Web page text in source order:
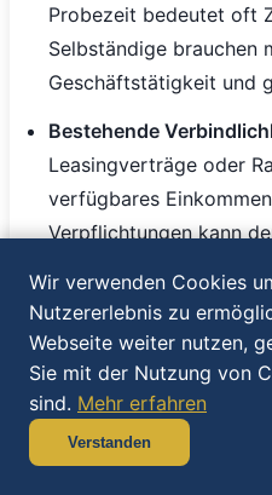
Probezeit bedeutet oft
Selbständige brauchen
Geschäftstätigkeit und
Bestehende
Leasingverträge oder
verfügbares
Verpflichtungen kann
Wohnsituation:
(zeigt Vermögen und
und neutral. Häufige
kritisch gesehen.
Wir verwenden Cookies
Nutzererlebnis zu
Webseite weiter nutzen,
Sie mit der Nutzung von
sind. Mehr erfahren
Verstanden